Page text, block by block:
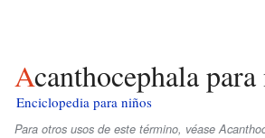
Acanthocephala
Enciclopedia para niños
Para otros usos de este término, véase